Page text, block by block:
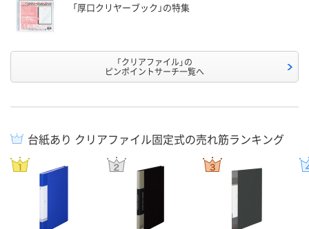
「厚口クリヤーブック」の特集
「クリアファイル」の
ピンポイントサーチ一覧へ
台紙あり クリアファイル固定式の売れ筋ランキング